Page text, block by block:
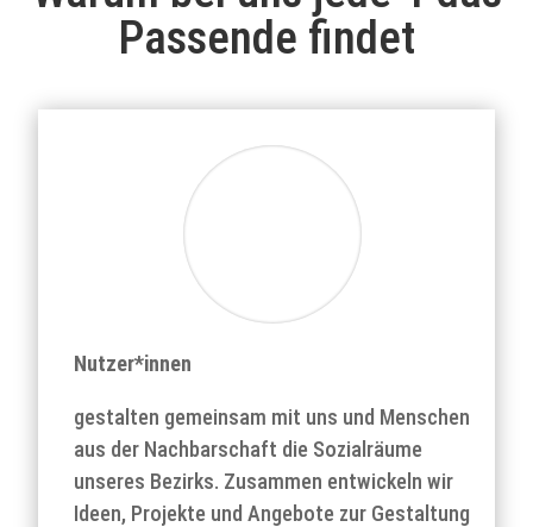
Passende findet
Nutzer*innen
gestalten gemeinsam mit uns und Menschen
aus der Nachbarschaft die Sozialräume
unseres Bezirks. Zusammen entwickeln wir
Ideen, Projekte und Angebote zur Gestaltung